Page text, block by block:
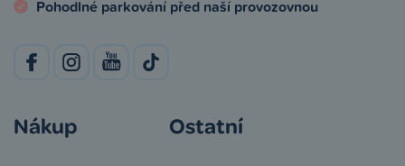
Pohodlné parkování před naší provozovnou
Nákup Ostatní